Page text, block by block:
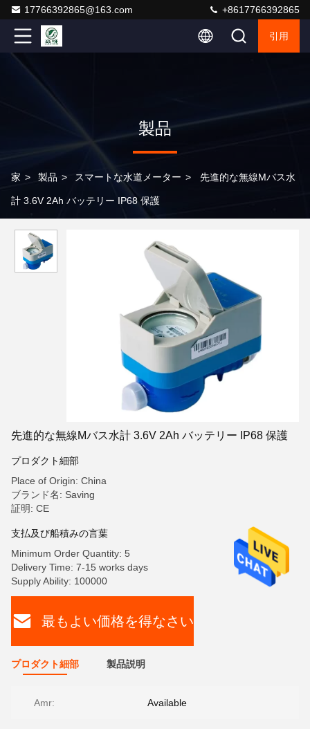
17766392865@163.com +8617766392865
引用
製品
家 > 製品 > スマートな水道メーター > 先進的な無線Mバス水
計 3.6V 2Ah バッテリー IP68 保護
先進的な無線Mバス水計 3.6V 2Ah バッテリー IP68 保護
プロダクト細部
Place of Origin: China
ブランド名: Saving
証明: CE
支払及び船積みの言葉
Minimum Order Quantity: 5
Delivery Time: 7-15 works days
Supply Ability: 100000
最もよい価格を得なさい
プロダクト細部 製品説明
Amr: Available